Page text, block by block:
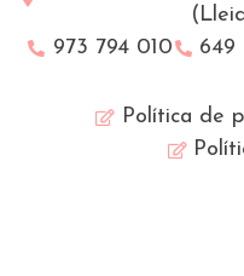
973 794 010
649
Política de